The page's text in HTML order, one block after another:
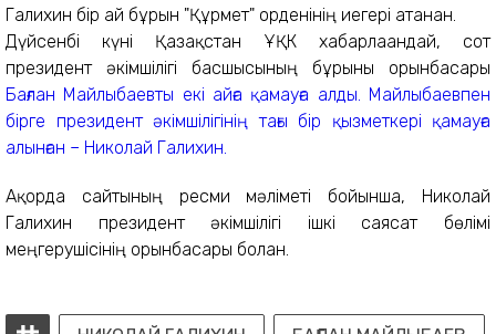
Галихин бір ай бұрын "Құрмет" орденінің иегері атанған.
Дүйсенбі күні Қазақстан ҰҚК хабарлағандай, сот
президент әкімшілігі басшысының бұрынғы орынбасары
Бағлан Майлыбаевты екі айға қамауға алды. Майлыбаевпен
бірге президент әкімшілігінің тағы бір қызметкері қамауға
алынған – Николай Галихин.
Ақорда сайтының ресми мәліметі бойынша, Николай
Галихин президент әкімшілігі ішкі саясат бөлімі
меңгерушісінің орынбасары болған.